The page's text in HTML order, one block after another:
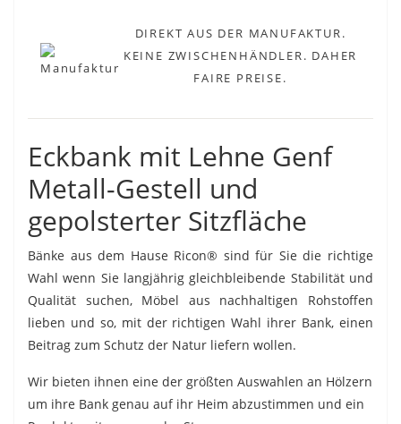
DIREKT AUS DER MANUFAKTUR.
KEINE ZWISCHENHÄNDLER. DAHER
FAIRE PREISE.
Eckbank mit Lehne Genf
Metall-Gestell und
gepolsterter Sitzfläche
Bänke aus dem Hause Ricon® sind für Sie die richtige
Wahl wenn Sie langjährig gleichbleibende Stabilität und
Qualität suchen, Möbel aus nachhaltigen Rohstoffen
lieben und so, mit der richtigen Wahl ihrer Bank, einen
Beitrag zum Schutz der Natur liefern wollen.
Wir bieten ihnen eine der größten Auswahlen an Hölzern
um ihre Bank genau auf ihr Heim abzustimmen und ein